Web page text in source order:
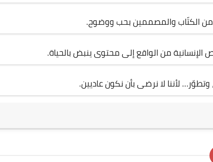
من الكتّاب والمصممين بحب ووضوح.
من الواقع إلى محتوى ينبض بالحياة.
لأننا لا نرضى بأن نكون عاديين.